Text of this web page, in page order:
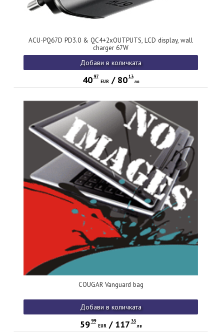
ACU-PQ67D PD3.0 & QC4+2xOUTPUTS, LCD display, wall
charger 67W
Добави в количката
40 97
EUR/ 80 13
лв
COUGAR Vanguard bag
Добави в количката
59 99
EUR/ 117 33
лв